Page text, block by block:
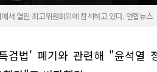
서 열린 최고위원회의에 참석하고 있다. 연합뉴스
검법' 폐기와 관련해 "윤석열